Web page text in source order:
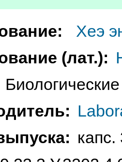
Хеэ
(лат.):
капс.